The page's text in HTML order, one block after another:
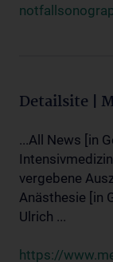
Detailsite |
...All News [in
vergebene
Anästhesie [in
Ulrich ...
https://